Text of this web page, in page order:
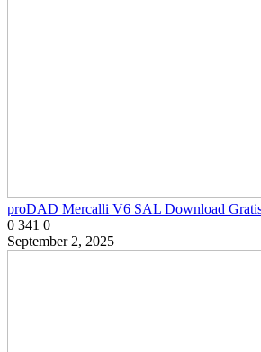
proDAD Mercalli V6 SAL Download
0 341 0
September 2, 2025